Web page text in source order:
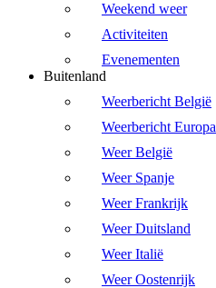
Weekend weer
Activiteiten
Evenementen
Buitenland
Weerbericht België
Weerbericht Europa
Weer België
Weer Spanje
Weer Frankrijk
Weer Duitsland
Weer Italië
Weer Oostenrijk